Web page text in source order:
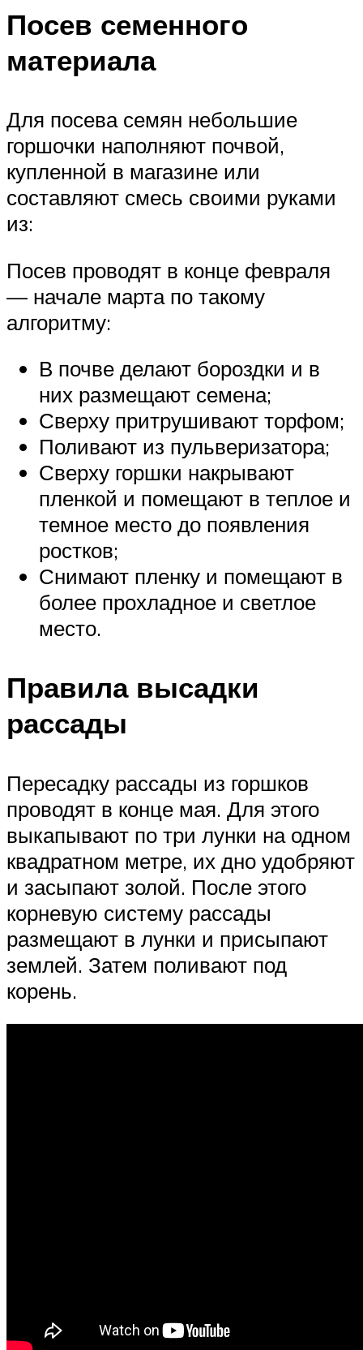
Посев семенного
материала
Для посева семян небольшие
горшочки наполняют почвой,
купленной в магазине или
составляют смесь своими руками
из:
Посев проводят в конце февраля
— начале марта по такому
алгоритму:
В почве делают бороздки и в
них размещают семена;
Сверху притрушивают торфом;
Поливают из пульверизатора;
Сверху горшки накрывают
пленкой и помещают в теплое и
темное место до появления
ростков;
Снимают пленку и помещают в
более прохладное и светлое
место.
Правила высадки
рассады
Пересадку рассады из горшков
проводят в конце мая. Для этого
выкапывают по три лунки на одном
квадратном метре, их дно удобряют
и засыпают золой. После этого
корневую систему рассады
размещают в лунки и присыпают
землей. Затем поливают под
корень.